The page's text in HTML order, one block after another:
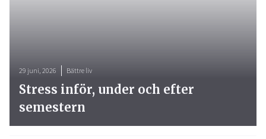
29 juni, 2026 Bättre liv
Stress inför, under och efter
semestern